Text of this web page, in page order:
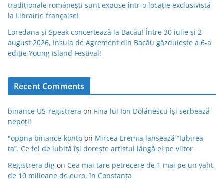
tradiționale românești sunt expuse într-o locație exclusivistă
la Librairie française!
Loredana și Speak concertează la Bacău! Între 30 iulie și 2
august 2026, Insula de Agrement din Bacău găzduiește a 6-a
ediție Young Island Festival!
Recent Comments
binance US-registrera on Fina lui Ion Dolănescu își serbează
nepoții
"oppna binance-konto on Mircea Eremia lansează “Iubirea
ta”. Ce fel de iubită își dorește artistul lângă el pe viitor
Registrera dig on Cea mai tare petrecere de 1 mai pe un yaht
de 10 milioane de euro, în Constanța